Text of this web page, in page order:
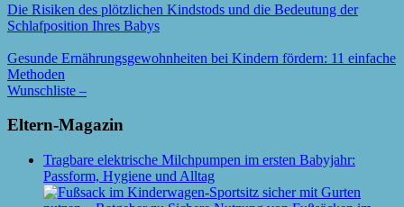
Die Risiken des plötzlichen Kindstods und die Bedeutung der
Schlafposition Ihres Babys
Gesunde Ernährungsgewohnheiten bei Kindern fördern: 11 einfache
Methoden
Wunschliste –
Eltern-Magazin
Tragbare elektrische Milchpumpen im ersten Babyjahr:
Passform, Hygiene und Alltag